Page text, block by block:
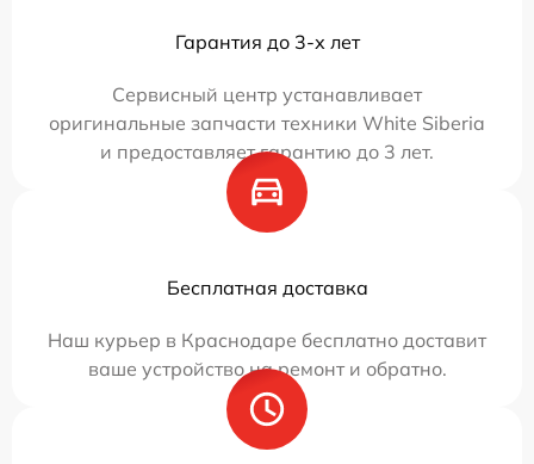
Гарантия до 3-х лет
Сервисный центр устанавливает
оригинальные запчасти техники White Siberia
и предоставляет гарантию до 3 лет.
Бесплатная доставка
Наш курьер в Краснодаре бесплатно доставит
ваше устройство на ремонт и обратно.